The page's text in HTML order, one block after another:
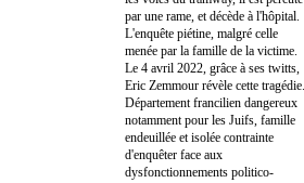
par une rame, et décède à l'hôpital.
L'enquête piétine, malgré celle
menée par la famille de la victime.
Le 4 avril 2022, grâce à ses twitts,
Eric Zemmour révèle cette tragédie.
Département francilien dangereux
notamment pour les Juifs, famille
endeuillée et isolée contrainte
d'enquêter face aux
dysfonctionnements politico-